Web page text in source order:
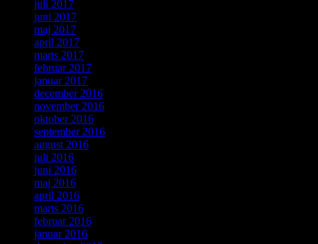
juli 2017
juni 2017
maj 2017
april 2017
marts 2017
februar 2017
januar 2017
december 2016
november 2016
oktober 2016
september 2016
august 2016
juli 2016
juni 2016
maj 2016
april 2016
marts 2016
februar 2016
januar 2016